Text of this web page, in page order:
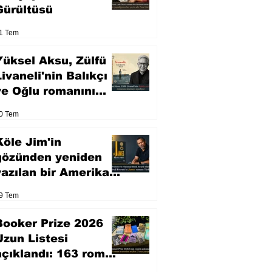
Tem
Aksu, Zülfü
Balıkçı
Oğlu romanını
Tem
Jim'in
yeniden
bir Amerikan
Tem
Prize 2026
Listesi
163 roman